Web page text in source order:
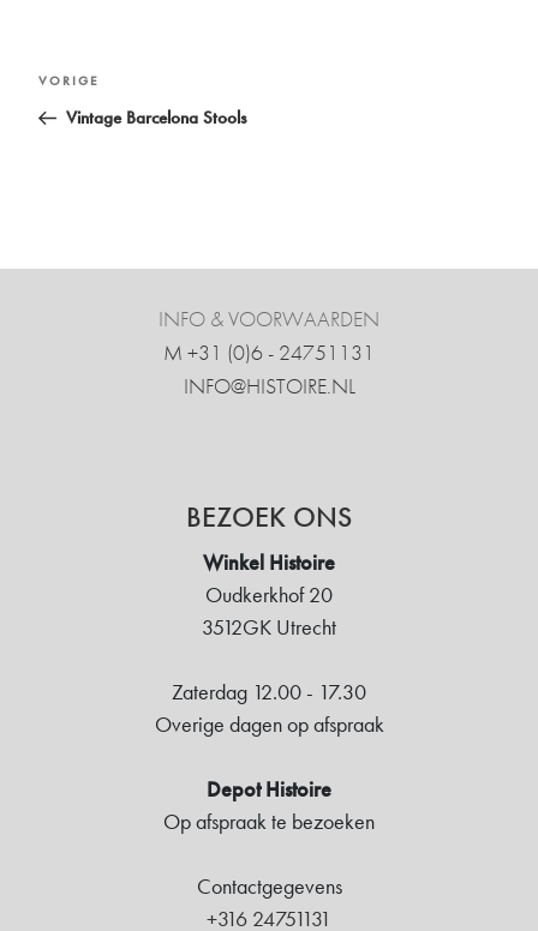
Bericht
navigatie
Vorig
bericht
VORIGE
Vintage Barcelona Stools
INFO & VOORWAARDEN
M +31 ‍(0)6 - 24751131
INFO@HISTOIRE.NL
BEZOEK ONS
Winkel Histoire
Oudkerkhof 20
3512GK Utrecht
Zaterdag 12.00 - 17.30
Overige dagen op afspraak
Depot Histoire
Op afspraak te bezoeken
Contactgegevens
+316 24751131